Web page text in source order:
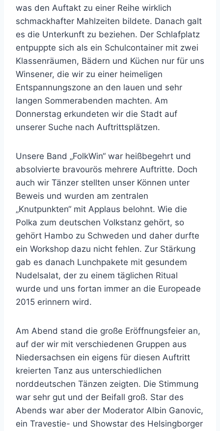
was den Auftakt zu einer Reihe wirklich
schmackhafter Mahlzeiten bildete. Danach galt
es die Unterkunft zu beziehen. Der Schlafplatz
entpuppte sich als ein Schulcontainer mit zwei
Klassenräumen, Bädern und Küchen nur für uns
Winsener, die wir zu einer heimeligen
Entspannungszone an den lauen und sehr
langen Sommerabenden machten. Am
Donnerstag erkundeten wir die Stadt auf
unserer Suche nach Auftrittsplätzen.
Unsere Band „FolkWin“ war heißbegehrt und
absolvierte bravourös mehrere Auftritte. Doch
auch wir Tänzer stellten unser Können unter
Beweis und wurden am zentralen
„Knutpunkten“ mit Applaus belohnt. Wie die
Polka zum deutschen Volkstanz gehört, so
gehört Hambo zu Schweden und daher durfte
ein Workshop dazu nicht fehlen. Zur Stärkung
gab es danach Lunchpakete mit gesundem
Nudelsalat, der zu einem täglichen Ritual
wurde und uns fortan immer an die Europeade
2015 erinnern wird.
Am Abend stand die große Eröffnungsfeier an,
auf der wir mit verschiedenen Gruppen aus
Niedersachsen ein eigens für diesen Auftritt
kreierten Tanz aus unterschiedlichen
norddeutschen Tänzen zeigten. Die Stimmung
war sehr gut und der Beifall groß. Star des
Abends war aber der Moderator Albin Ganovic,
ein Travestie- und Showstar des Helsingborger